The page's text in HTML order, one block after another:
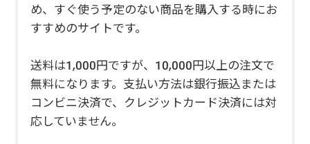
め、すぐ使う予定のない商品を購入する時にお
すすめのサイトです。
送料は1,000円ですが、10,000円以上の注文で
無料になります。支払い方法は銀行振込または
コンビニ決済で、クレジットカード決済には対
応していません。